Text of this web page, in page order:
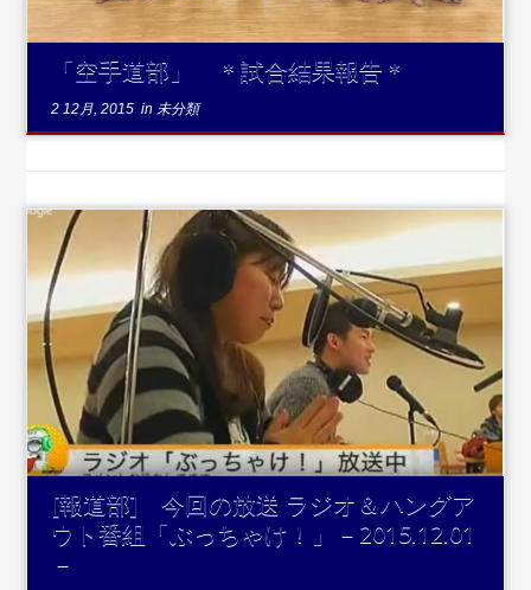
「空手道部」 ＊試合結果報告＊
2 12月, 2015 in未分類
...続きを読む
[報道部] 今回の放送 ラジオ＆ハングア
ウト番組「ぶっちゃけ！」－2015.12.01
－